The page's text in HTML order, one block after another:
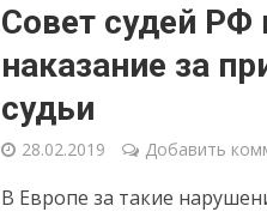
Совет судей
наказание за
судьи
28.02.2019 Добавить
В Европе за такие